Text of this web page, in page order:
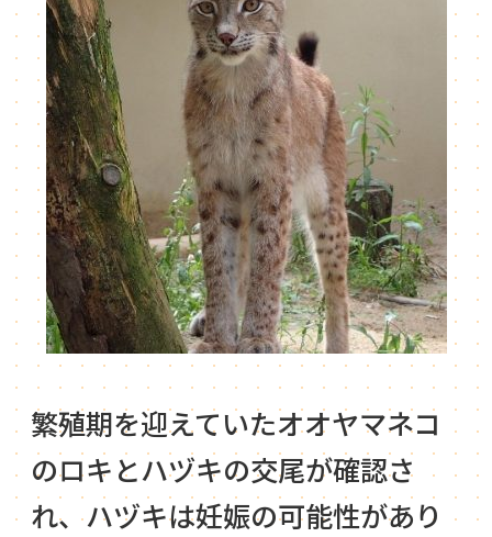
繁殖期を迎えていたオオヤマネコ
のロキとハヅキの交尾が確認さ
れ、ハヅキは妊娠の可能性があり